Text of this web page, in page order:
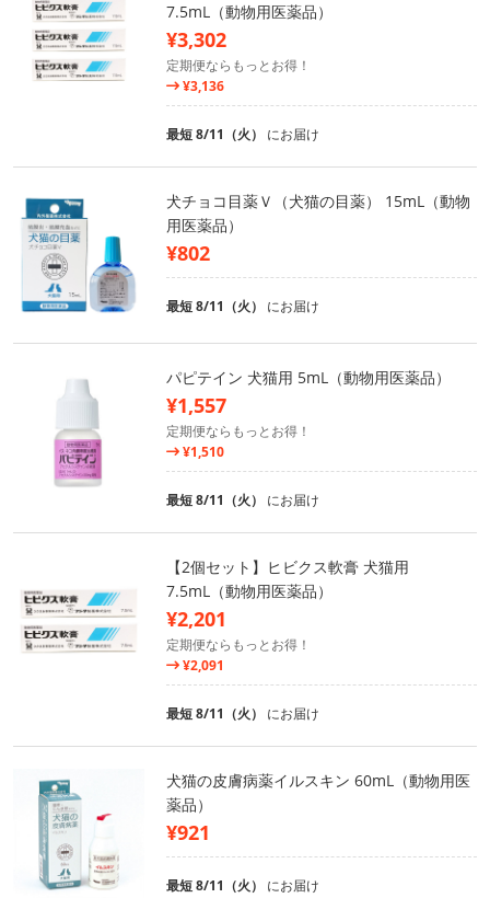
7.5mL（動物用医薬品）
¥3,302
定期便ならもっとお得！
¥3,136
最短 8/11（火） にお届け
犬チョコ目薬Ｖ（犬猫の目薬） 15mL（動物
用医薬品）
¥802
最短 8/11（火） にお届け
パピテイン 犬猫用 5mL（動物用医薬品）
¥1,557
定期便ならもっとお得！
¥1,510
最短 8/11（火） にお届け
【2個セット】ヒビクス軟膏 犬猫用
7.5mL（動物用医薬品）
¥2,201
定期便ならもっとお得！
¥2,091
最短 8/11（火） にお届け
犬猫の皮膚病薬イルスキン 60mL（動物用医
薬品）
¥921
最短 8/11（火） にお届け